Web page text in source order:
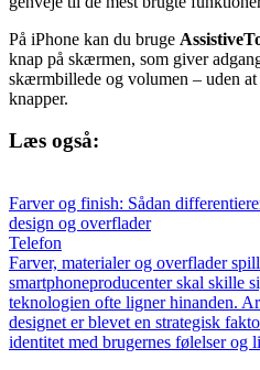
På iPhone kan du bruge
knap på skærmen, som giver
skærmbillede og volumen – uden
knapper.
Læs også:
Farver og finish: Sådan
design og overflader
Telefon
Farver, materialer og overflader
smartphoneproducenter skal skille
teknologien ofte ligner hinanden.
designet er blevet en strategisk
identitet med brugernes følelser og